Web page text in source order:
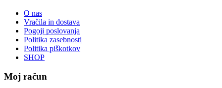
O nas
Vračila in dostava
Pogoji poslovanja
Politika zasebnosti
Politika piškotkov
SHOP
Moj račun